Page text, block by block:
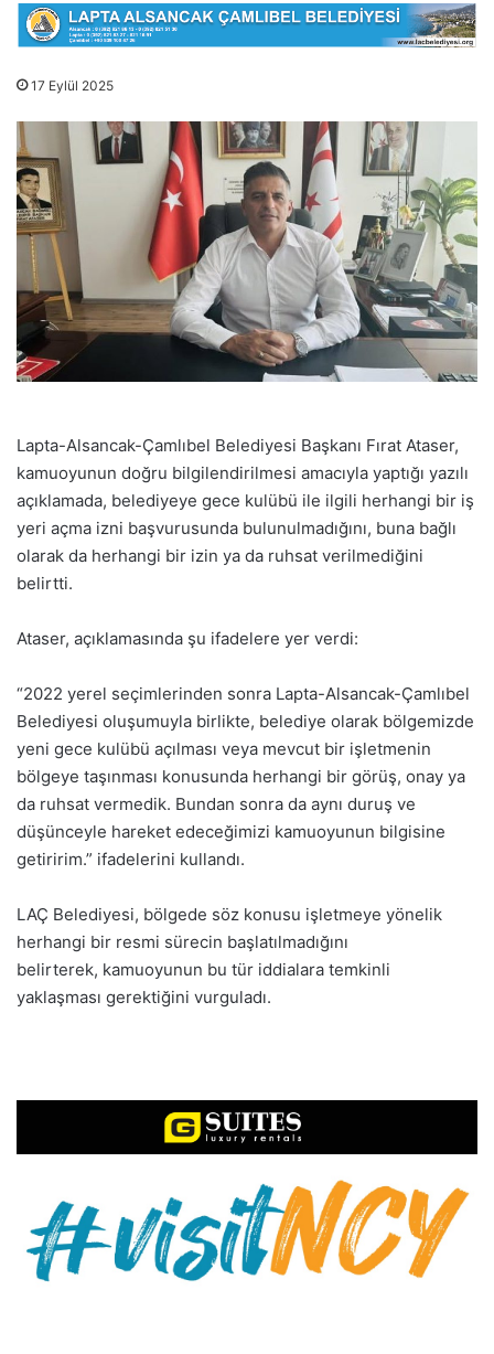
17 Eylül 2025
Lapta-Alsancak-Çamlıbel Belediyesi Başkanı Fırat Ataser,
kamuoyunun doğru bilgilendirilmesi amacıyla yaptığı yazılı
açıklamada, belediyeye gece kulübü ile ilgili herhangi bir iş
yeri açma izni başvurusunda bulunulmadığını, buna bağlı
olarak da herhangi bir izin ya da ruhsat verilmediğini
belirtti.
Ataser, açıklamasında şu ifadelere yer verdi:
“2022 yerel seçimlerinden sonra Lapta-Alsancak-Çamlıbel
Belediyesi oluşumuyla birlikte, belediye olarak bölgemizde
yeni gece kulübü açılması veya mevcut bir işletmenin
bölgeye taşınması konusunda herhangi bir görüş, onay ya
da ruhsat vermedik. Bundan sonra da aynı duruş ve
düşünceyle hareket edeceğimizi kamuoyunun bilgisine
getiririm.” ifadelerini kullandı.
LAÇ Belediyesi, bölgede söz konusu işletmeye yönelik
herhangi bir resmi sürecin başlatılmadığını
belirterek, kamuoyunun bu tür iddialara temkinli
yaklaşması gerektiğini vurguladı.